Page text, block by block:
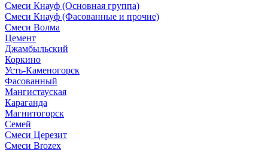
Смеси Кнауф (Основная группа)
Смеси Кнауф (Фасованные и прочие)
Смеси Волма
Цемент
Джамбыльский
Коркино
Усть-Каменогорск
Фасованный
Мангистауская
Караганда
Магнитогорск
Семей
Смеси Церезит
Смеси Brozex